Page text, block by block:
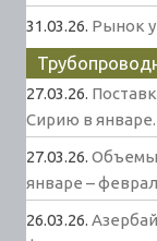
31.03.26. Рынок
27.03.26.
Сирию в
27.03.26. Объемы
январе –
26.03.26.